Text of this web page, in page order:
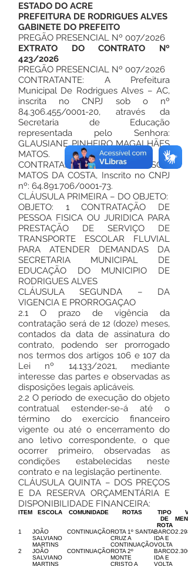
ESTADO DO ACRE
PREFEITURA DE RODRIGUES ALVES
GABINETE DO PREFEITO
PREGÃO PRESENCIAL Nº 007/2026
EXTRATO DO CONTRATO Nº
423/2026
PREGÃO PRESENCIAL Nº 007/2026
CONTRATANTE: A Prefeitura
Municipal De Rodrigues Alves – AC,
inscrita no CNPJ sob o nº
84.306.455/0001-20, através da
Secretaria de Educação
representada pelo Senhora:
GLAUSIANE PINHEIRO MAGALHÃES
MATOS.
CONTRATADO(A): JOSE ELINELSON
MATOS DA COSTA, Inscrito no CNPJ
nº: 64.891.706/0001-73.
CLÁUSULA PRIMEIRA – DO OBJETO:
OBJETO: 1 CONTRATAÇÃO DE
PESSOA FISICA OU JURIDICA PARA
PRESTAÇÃO DE SERVIÇO DE
TRANSPORTE ESCOLAR FLUVIAL
PARA ATENDER DEMANDAS DA
SECRETARIA MUNICIPAL DE
EDUCAÇÃO DO MUNICIPIO DE
RODRIGUES ALVES
CLÁUSULA SEGUNDA – DA
VIGENCIA E PRORROGAÇAO
2.1 O prazo de vigência da
contratação será de 12 (doze) meses,
contados da data de assinatura do
contrato, podendo ser prorrogado
nos termos dos artigos 106 e 107 da
Lei nº 14.133/2021, mediante
interesse das partes e observadas as
disposições legais aplicáveis.
2.2 O período de execução do objeto
contratual estender-se-á até o
término do exercício financeiro
vigente ou até o encerramento do
ano letivo correspondente, o que
ocorrer primeiro, observadas as
condições estabelecidas neste
contrato e na legislação pertinente.
CLÁUSULA QUINTA – DOS PREÇOS
E DA RESERVA ORÇAMENTÁRIA E
DISPONIBILIDADE FINANCEIRA:
ITEM ESCOLA COMUNIDADE ROTAS
TIPO
DE
ROTA
V.
1
JOÃO
SALVIANO
MARTINS
CONTINUAÇÃOROTA 1º SANTA
CRUZ A
CONTINUAÇÃO
BARCO
IDA E
VOLTA
2
JOÃO
SALVIANO
MARTINS
CONTINUAÇÃOROTA 2º
MONTE
CRISTO A
BARCO
IDA E
VOLTA